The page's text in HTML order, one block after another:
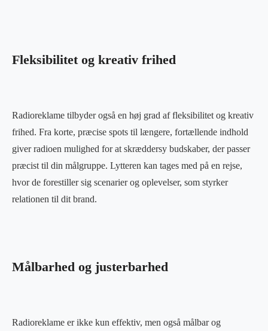
Fleksibilitet og kreativ frihed
Radioreklame tilbyder også en høj grad af fleksibilitet og kreativ
frihed. Fra korte, præcise spots til længere, fortællende indhold
giver radioen mulighed for at skræddersy budskaber, der passer
præcist til din målgruppe. Lytteren kan tages med på en rejse,
hvor de forestiller sig scenarier og oplevelser, som styrker
relationen til dit brand.
Målbarhed og justerbarhed
Radioreklame er ikke kun effektiv, men også målbar og